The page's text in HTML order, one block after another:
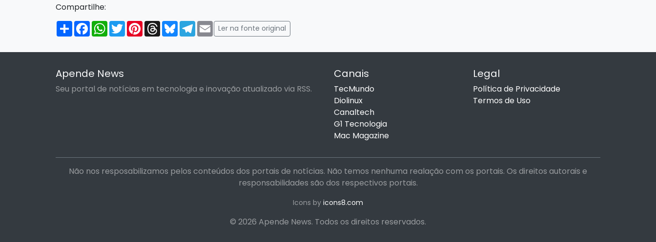
Compartilhe:
Compartilhar
FacebookWhatsApp
TwitterPinterestThreadsBlueskyTelegram
Email
Ler na fonte original
Apende News
Seu portal de notícias em tecnologia e inovação atualizado via RSS.
Canais
TecMundo
Diolinux
Canaltech
G1 Tecnologia
Mac Magazine
Legal
Política de Privacidade
Termos de Uso
Não nos resposabilizamos pelos conteúdos dos portais de notícias. Não temos nenhuma realação com os portais. Os direitos autorais e
responsabilidades são dos respectivos portais.
Icons by icons8.com
© 2026 Apende News. Todos os direitos reservados.